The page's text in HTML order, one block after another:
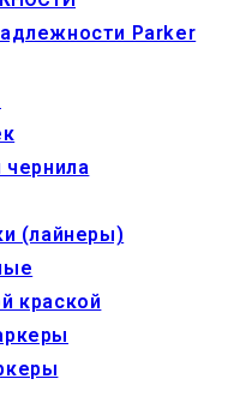
Parker
(лайнеры)
краской